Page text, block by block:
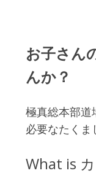
お子さん
んか？
極真総本部道
必要なたくま
What is